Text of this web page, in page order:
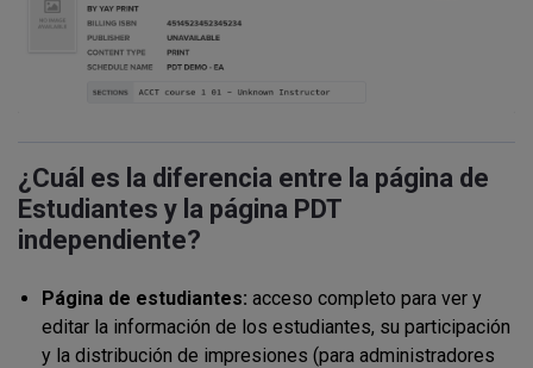
¿Cuál es la diferencia entre la página de
Estudiantes y la página PDT
independiente?
Página de estudiantes: acceso completo para ver y
editar la información de los estudiantes, su participación
y la distribución de impresiones (para administradores